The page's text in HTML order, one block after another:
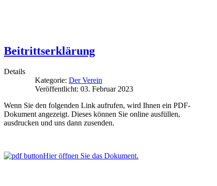
Beitrittserklärung
Details
Kategorie: Der Verein
Veröffentlicht: 03. Februar 2023
Wenn Sie den folgenden Link aufrufen, wird Ihnen ein PDF-
Dokument angezeigt. Dieses können Sie online ausfüllen,
ausdrucken und uns dann zusenden.
Hier öffnen Sie das Dokument.